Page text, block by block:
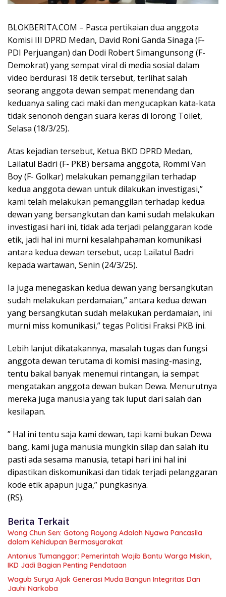
BLOKBERITA.COM – Pasca pertikaian dua anggota
Komisi III DPRD Medan, David Roni Ganda Sinaga (F-
PDI Perjuangan) dan Dodi Robert Simangunsong (F-
Demokrat) yang sempat viral di media sosial dalam
video berdurasi 18 detik tersebut, terlihat salah
seorang anggota dewan sempat menendang dan
keduanya saling caci maki dan mengucapkan kata-kata
tidak senonoh dengan suara keras di lorong Toilet,
Selasa (18/3/25).
Atas kejadian tersebut, Ketua BKD DPRD Medan,
Lailatul Badri (F- PKB) bersama anggota, Rommi Van
Boy (F- Golkar) melakukan pemanggilan terhadap
kedua anggota dewan untuk dilakukan investigasi,”
kami telah melakukan pemanggilan terhadap kedua
dewan yang bersangkutan dan kami sudah melakukan
investigasi hari ini, tidak ada terjadi pelanggaran kode
etik, jadi hal ini murni kesalahpahaman komunikasi
antara kedua dewan tersebut, ucap Lailatul Badri
kepada wartawan, Senin (24/3/25).
Ia juga menegaskan kedua dewan yang bersangkutan
sudah melakukan perdamaian,” antara kedua dewan
yang bersangkutan sudah melakukan perdamaian, ini
murni miss komunikasi,” tegas Politisi Fraksi PKB ini.
Lebih lanjut dikatakannya, masalah tugas dan fungsi
anggota dewan terutama di komisi masing-masing,
tentu bakal banyak menemui rintangan, ia sempat
mengatakan anggota dewan bukan Dewa. Menurutnya
mereka juga manusia yang tak luput dari salah dan
kesilapan.
” Hal ini tentu saja kami dewan, tapi kami bukan Dewa
bang, kami juga manusia mungkin silap dan salah itu
pasti ada sesama manusia, tetapi hari ini hal ini
dipastikan diskomunikasi dan tidak terjadi pelanggaran
kode etik apapun juga,” pungkasnya.
(RS).
Berita Terkait
Wong Chun Sen: Gotong Royong Adalah Nyawa Pancasila
dalam Kehidupan Bermasyarakat
Antonius Tumanggor: Pemerintah Wajib Bantu Warga Miskin,
IKD Jadi Bagian Penting Pendataan
Wagub Surya Ajak Generasi Muda Bangun Integritas Dan
Jauhi Narkoba